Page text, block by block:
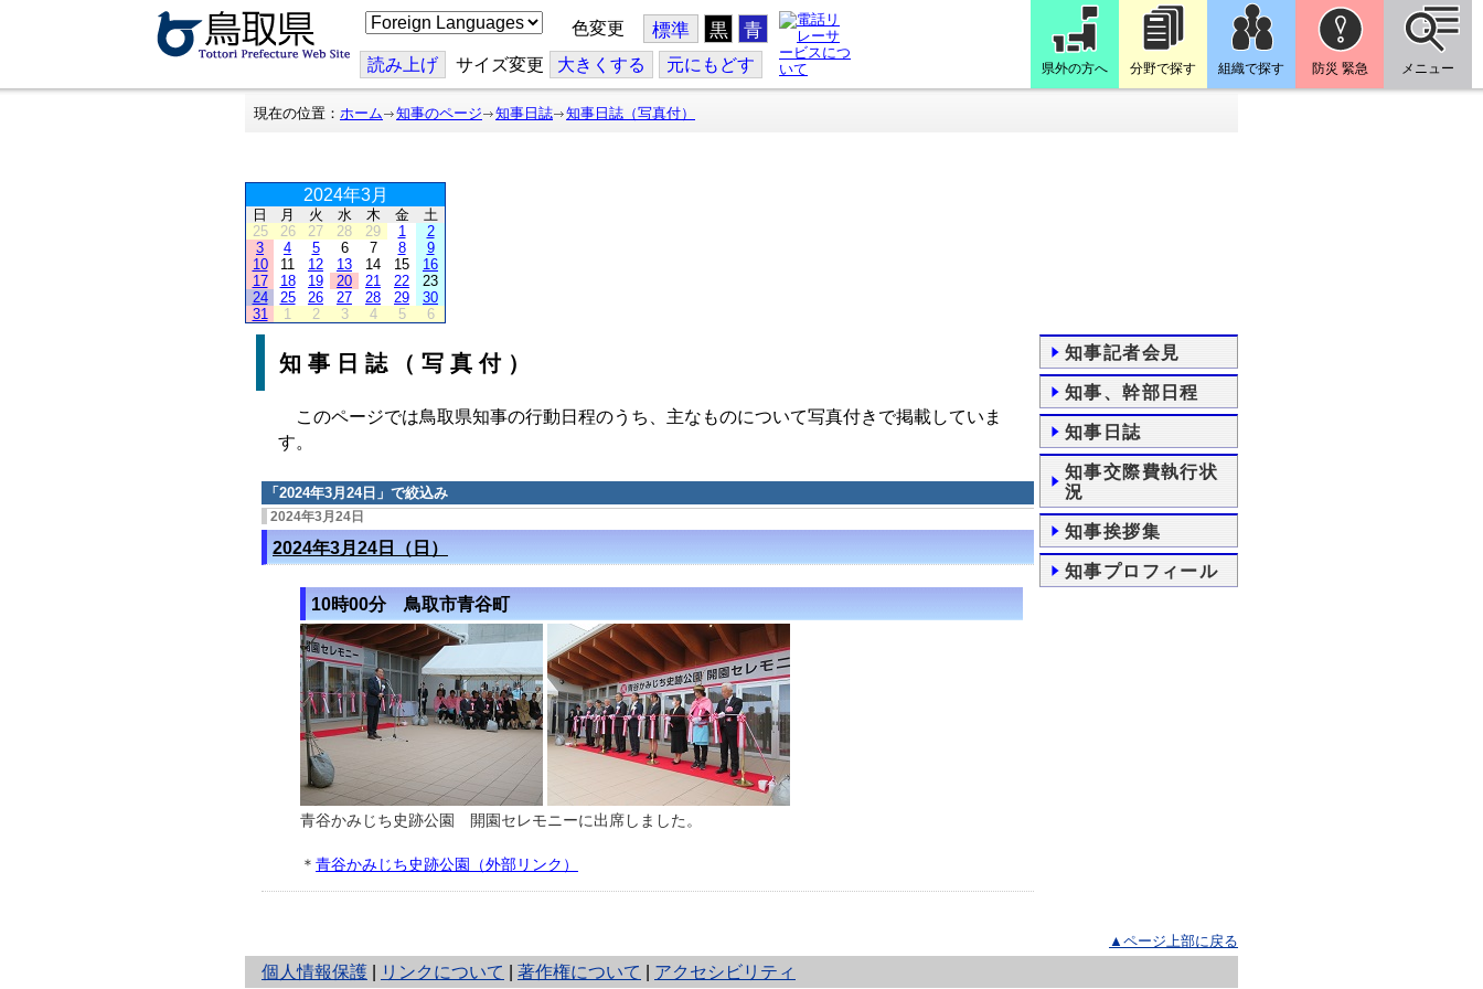
こ
の
ジ
を
翻
色変更 標準 黒 青
読み上げ サイズ変更 大きくする 元にもどす 県外の方へ 分野で探す 組織で探す 防災 緊急 メニュー
現在の位置： ホーム 知事のページ 知事日誌 知事日誌（写真付）
2024年3月
日 月 火 水 木 金
土
25
26 27 28 29 1
2
3
4 5 6 7 8
9
10
11 12 13 14 15
16
17
18 19 20 21 22
23
24
25 26 27 28 29
30
31
1 2 3 4 5 6
知事日誌（写真付）
このページでは鳥取県知事の行動日程のうち、主なものについて写真付きで掲載していま
す。
「 2024年3月24日 」で絞込み
2024年3月24日
2024年3月24日（日）
10時00分 鳥取市青谷町
青谷かみじち史跡公園 開園セレモニーに出席しました。
＊ 青谷かみじち史跡公園（外部リンク）
知事記者会見
知事、幹部日程
知事日誌
知事交際費執行状
況
知事挨拶集
知事プロフィール
▲ページ上部に戻る
個人情報保護
と
リンクについて 著作権について アクセシビリティ